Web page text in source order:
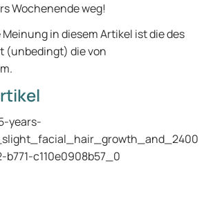
Wochenende weg!
in diesem Artikel ist die des
(unbedingt) die von